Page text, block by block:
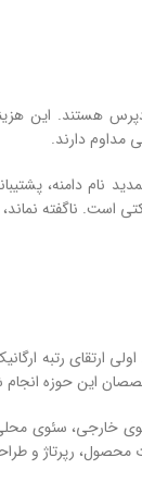
هستند. این
مداوم دارند.
نام دامنه،
است. ناگفته
ارتقای رتبه
این حوزه انجام
خارجی، سئوی
رپرتاژ و